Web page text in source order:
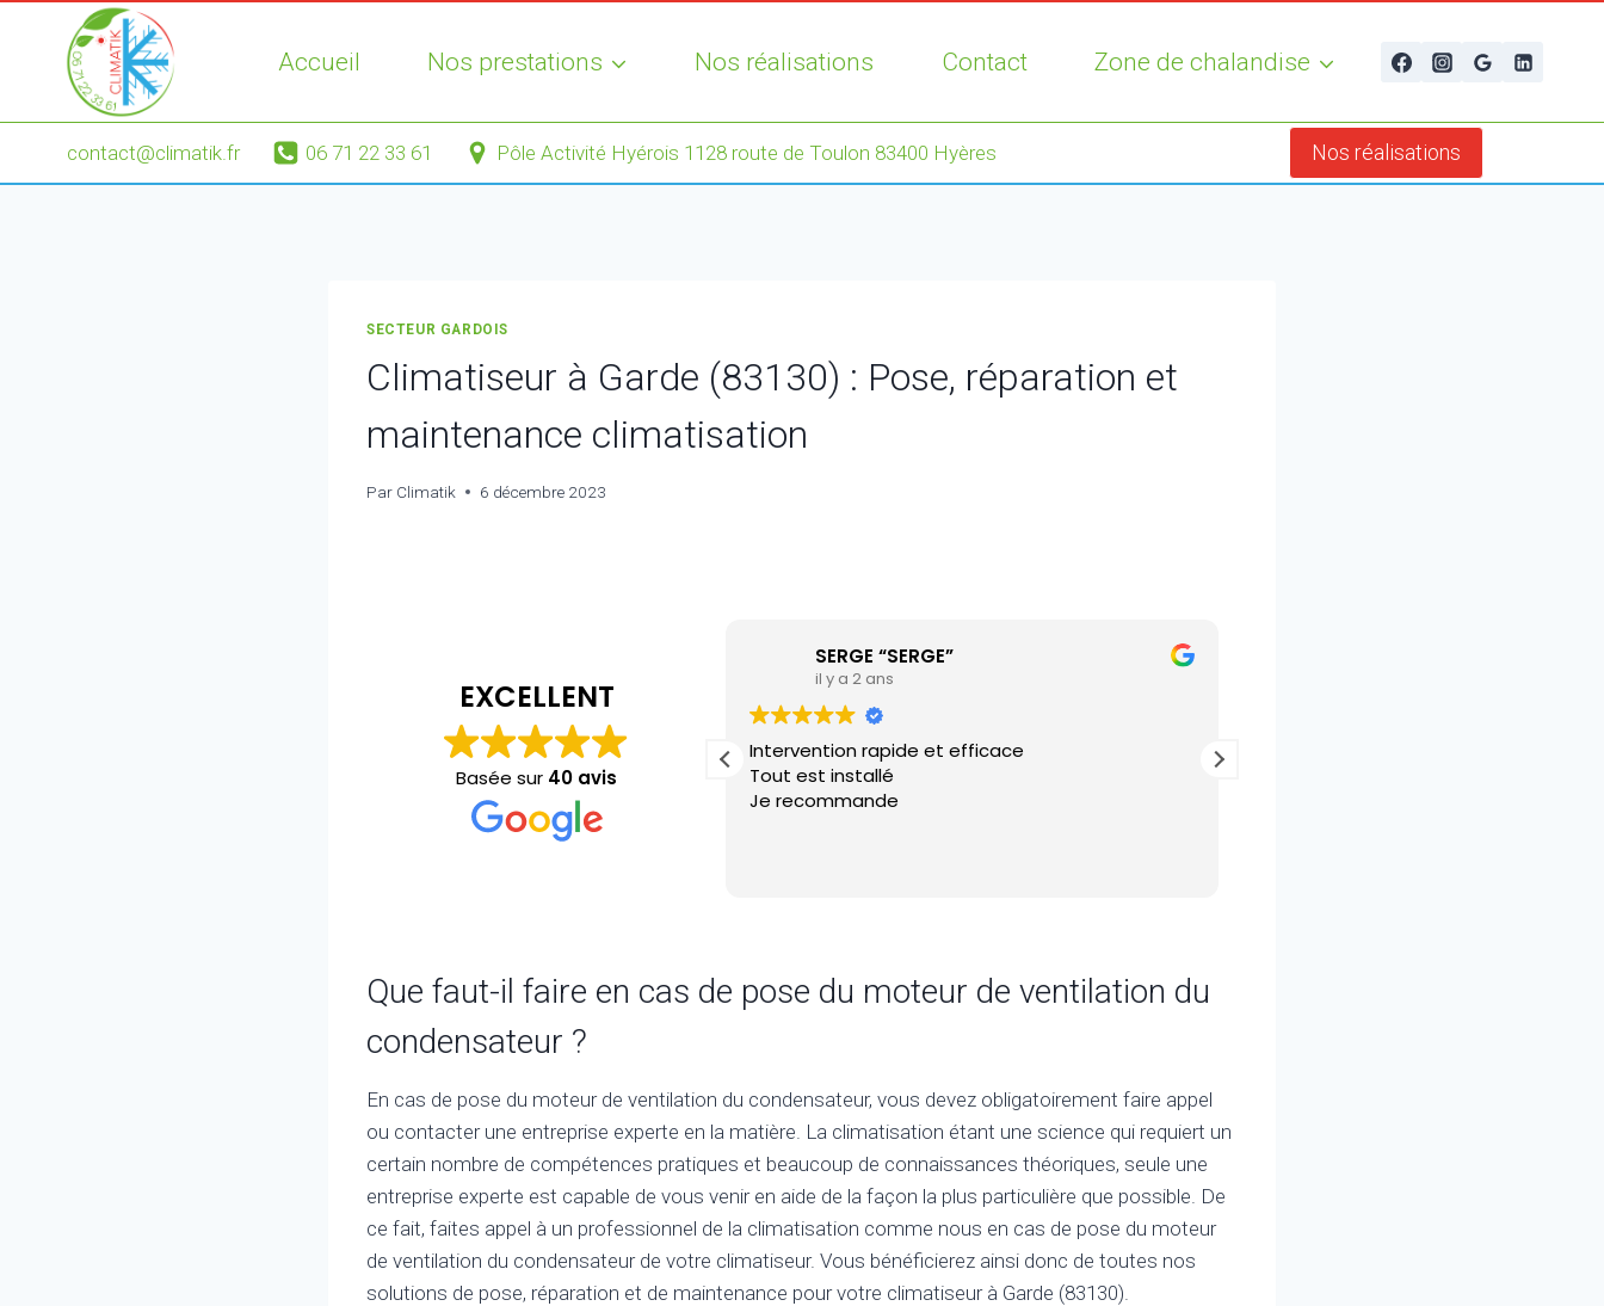
contenu
Accueil Nos prestations Nos réalisations Contact Zone de chalandise
contact@climatik.fr 06 71 22 33 61 Pôle Activité Hyérois 1128 route de Toulon 83400 Hyères Nos réalisations
SECTEUR GARDOIS
Climatiseur à Garde (83130) : Pose, réparation et
maintenance climatisation
Par Climatik 6 décembre 2023
EXCELLENT
Basée sur 40 avis
Personne au top carré et propre
SERGE “SERGE”
il y a 2 ans
Intervention rapide et efficace
Tout est installé
Je recommande
Que faut-il faire en cas de pose du moteur de ventilation du
condensateur ?
En cas de pose du moteur de ventilation du condensateur, vous devez obligatoirement faire appel
ou contacter une entreprise experte en la matière. La climatisation étant une science qui requiert un
certain nombre de compétences pratiques et beaucoup de connaissances théoriques, seule une
entreprise experte est capable de vous venir en aide de la façon la plus particulière que possible. De
ce fait, faites appel à un professionnel de la climatisation comme nous en cas de pose du moteur
de ventilation du condensateur de votre climatiseur. Vous bénéficierez ainsi donc de toutes nos
solutions de pose, réparation et de maintenance pour votre climatiseur à Garde (83130).